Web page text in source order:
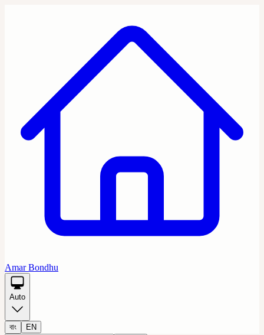
Amar Bondhu
Auto
বাং
EN